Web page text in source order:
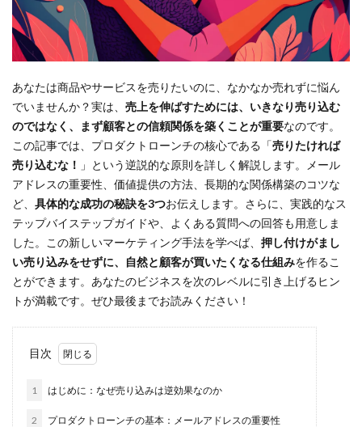
あなたは商品やサービスを売りたいのに、なかなか売れずに悩ん
でいませんか？実は、 売上を伸ばすためには、いきなり売り込む
のではなく、まず顧客との信頼関係を築くことが重要なのです。
この記事では、プロダクトローンチの核心である「売りたければ
売り込むな！ 」という逆説的な原則を詳しく解説します。メール
アドレスの重要性、価値提供の方法、長期的な関係構築のコツな
ど、 具体的な成功の秘訣を3つお伝えします。さらに、実践的なス
テップバイステップガイドや、よくある質問への回答も用意しま
した。この新しいマーケティング手法を学べば、 押し付けがまし
い売り込みをせずに、自然と顧客が買いたくなる仕組みを作るこ
とができます。あなたのビジネスを次のレベルに引き上げるヒン
トが満載です。ぜひ最後までお読みください！
目次
1 はじめに：なぜ売り込みは逆効果なのか
2 プロダクトローンチの基本：メールアドレスの重要性